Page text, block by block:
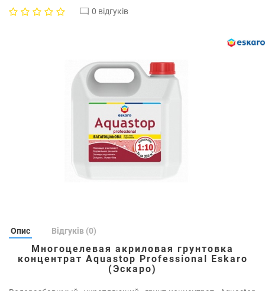
0 відгуків
Опис Відгуків (0)
Многоцелевая акриловая грунтовка
концентрат Aquastop Professional Eskaro
(Эскаро)